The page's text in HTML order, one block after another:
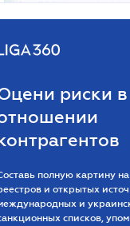
риски в
полную картину
и открытых
и
списков,